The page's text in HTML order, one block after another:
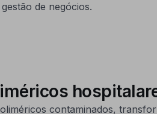
de negócios.
contaminados,